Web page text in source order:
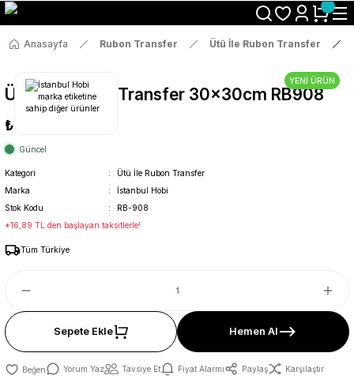
Size Özel "HG10" Koduyla Sepette Hemen %10 İndirimi Kaçırma
Anasayfa Rubon Transfer Ütü İle Rubon Transfer
YENİ ÜRÜN
Ütü İle Rub On Transfer 30x30cm RB908
₺89
Güncel
Kategori
Ütü İle Rubon Transfer
Marka
İstanbul Hobi
Stok Kodu
RB-908
*16,89 TL den başlayan taksitlerle!
Tüm Türkiye
Sepete Ekle Hemen Al
Yorum Yaz Tavsiye Et Fiyat Alarmı Paylaş Karşılaştır